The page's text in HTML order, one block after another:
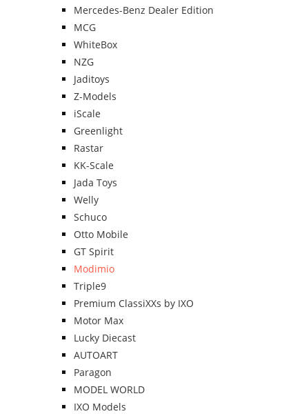
Mercedes-Benz Dealer Edition
MCG
WhiteBox
NZG
Jaditoys
Z-Models
iScale
Greenlight
Rastar
KK-Scale
Jada Toys
Welly
Schuco
Otto Mobile
GT Spirit
Modimio
Triple9
Premium ClassiXXs by IXO
Motor Max
Lucky Diecast
AUTOART
Paragon
MODEL WORLD
IXO Models